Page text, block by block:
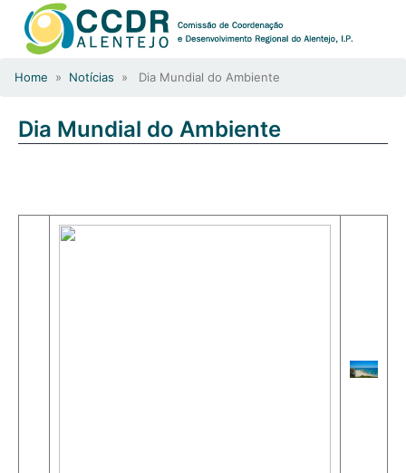
Home » Notícias » Dia Mundial do Ambiente
Dia Mundial do Ambiente